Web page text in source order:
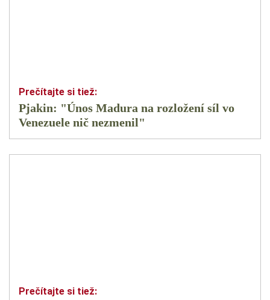
Pjakin: "Únos Madura na rozložení síl vo
Venezuele nič nezmenil"